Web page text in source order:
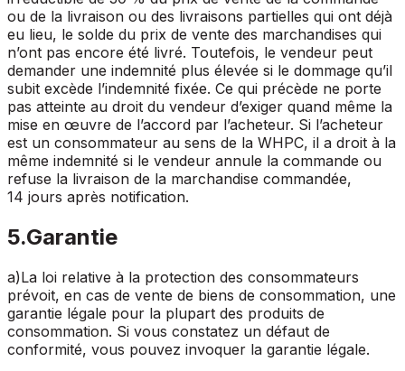
ou de la livraison ou des livraisons partielles qui ont déjà
eu lieu, le solde du prix de vente des marchandises qui
n’ont pas encore été livré. Toutefois, le vendeur peut
demander une indemnité plus élevée si le dommage qu’il
subit excède l’indemnité fixée. Ce qui précède ne porte
pas atteinte au droit du vendeur d’exiger quand même la
mise en œuvre de l’accord par l’acheteur. Si l’acheteur
est un consommateur au sens de la WHPC, il a droit à la
même indemnité si le vendeur annule la commande ou
refuse la livraison de la marchandise commandée,
14 jours après notification.
5.Garantie
a)La loi relative à la protection des consommateurs
prévoit, en cas de vente de biens de consommation, une
garantie légale pour la plupart des produits de
consommation. Si vous constatez un défaut de
conformité, vous pouvez invoquer la garantie légale.